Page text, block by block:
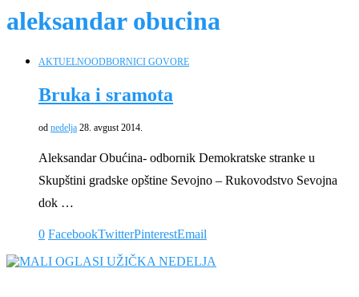
aleksandar obucina
AKTUELNOODBORNICI GOVORE
Bruka i sramota
od nedelja 28. avgust 2014.
Aleksandar Obućina- odbornik Demokratske stranke u
Skupštini gradske opštine Sevojno – Rukovodstvo Sevojna
dok …
0 FacebookTwitterPinterestEmail